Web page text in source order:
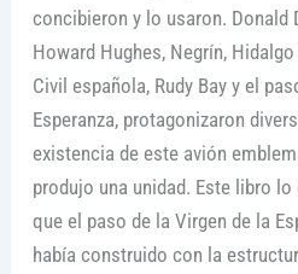
concibieron y lo usaron. Donald
Howard Hughes, Negrín,
Civil española, Rudy Bay y el
Esperanza, protagonizaron
existencia de este avión
produjo una unidad. Este libro
que el paso de la Virgen de la
había construido con la